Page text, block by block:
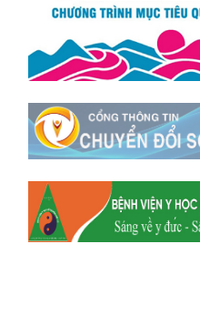
Xã Mường
Hum
Xã Y Tý
Xã Trịnh Tường
Xã Bản Xèo
Xã Võ Lao
Xã Văn Bàn